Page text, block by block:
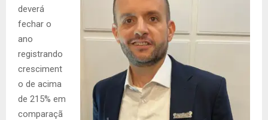
deverá
fechar o
ano
registrando
cresciment
o de acima
de 215% em
comparaçã